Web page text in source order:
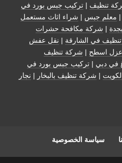
تنظيف | تركيب جبس بورد في
| معلم جبس | شراء اثاث مستعمل
| شركة مكافحة حشرات
في الشارقة | نقل عفش
اسطح | شركة تنظيف
في دبي | تركيب جبس بورد في
| شركة تنظيف بالبخار | نجار
سياسة الخصوصية